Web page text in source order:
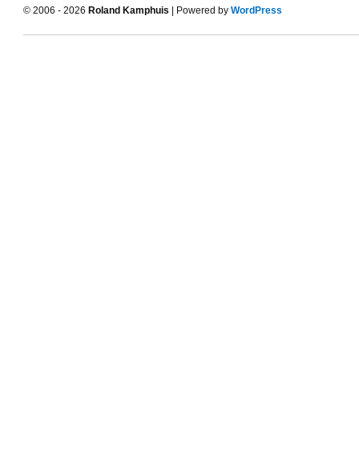
© 2006 - 2026 Roland Kamphuis | Powered by WordPress